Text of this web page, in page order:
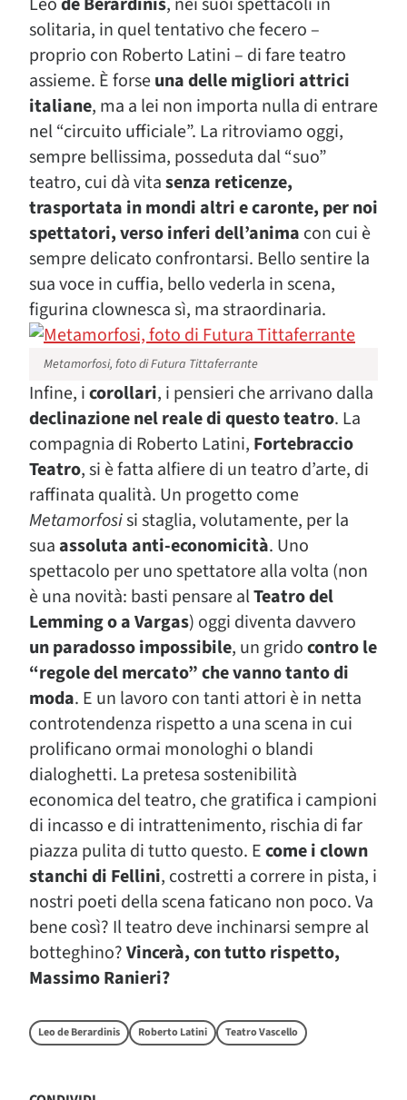
solitaria, in quel tentativo che fecero –
proprio con Roberto Latini – di fare teatro
assieme. È forseuna delle migliori attrici
italiane, ma a lei non importa nulla di entrare
nel “circuito ufficiale”. La ritroviamo oggi,
sempre bellissima, posseduta dal “suo”
teatro, cui dà vitasenza reticenze,
trasportata in mondi altri e caronte, per noi
spettatori, verso inferi dell’anima con cui è
sempre delicato confrontarsi. Bello sentire la
sua voce in cuffia, bello vederla in scena,
figurina clownesca sì, ma straordinaria.
Metamorfosi, foto di Futura Tittaferrante
Infine, icorollari, i pensieri che arrivano dalla
declinazione nel reale di questo teatro. La
compagnia di Roberto Latini, Fortebraccio
Teatro, si è fatta alfiere di un teatro d’arte, di
raffinata qualità. Un progetto come
Metamorfosisi staglia, volutamente, per la
suaassoluta anti-economicità. Uno
spettacolo per uno spettatore alla volta (non
è una novità: basti pensare alTeatro del
Lemming o a Vargas) oggi diventa davvero
un paradosso impossibile, un gridocontro le
“regole del mercato” che vanno tanto di
moda. E un lavoro con tanti attori è in netta
controtendenza rispetto a una scena in cui
prolificano ormai monologhi o blandi
dialoghetti. La pretesa sostenibilità
economica del teatro, che gratifica i campioni
di incasso e di intrattenimento, rischia di far
piazza pulita di tutto questo. Ecome i clown
stanchi di Fellini, costretti a correre in pista, i
nostri poeti della scena faticano non poco. Va
bene così? Il teatro deve inchinarsi sempre al
botteghino?Vincerà, con tutto rispetto,
Massimo Ranieri?
Leo de Berardinis Roberto Latini Teatro Vascello